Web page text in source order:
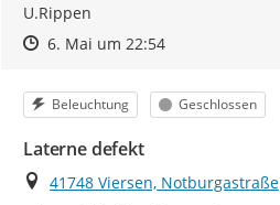
U.Rippen
Zeitpunkt des Erstellens
Zeitpunkt des Erstellens
6. Mai um 22:54Zur Äußerung
Kategorie
Beleuchtung Status
Geschlossen
Laterne defekt
Ort
41748 Viersen, Notburgastraße